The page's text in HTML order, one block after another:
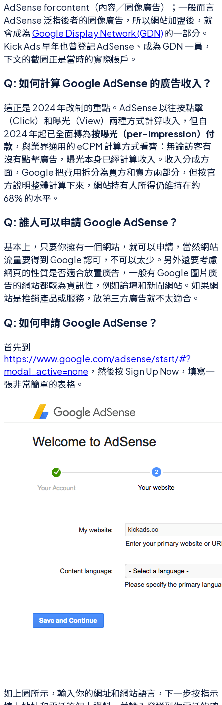
AdSense for content（內容／圖像廣告）；一般而言
AdSense 泛指後者的圖像廣告，所以網站加盟後，就
會成為Google Display Network (GDN) 的一部分。
Kick Ads 早年也曾登記 AdSense、成為 GDN 一員，
下文的截圖正是當時的實際帳戶。
Q: 如何計算 Google AdSense 的廣告收入？
這正是 2024 年改制的重點。AdSense 以往按點擊
（Click）和曝光（View）兩種方式計算收入，但自
2024 年起已全面轉為按曝光（per-impression）付
款 ，與業界通用的 eCPM 計算方式看齊：無論訪客有
沒有點擊廣告，曝光本身已經計算收入。收入分成方
面，Google 把費用拆分為買方和賣方兩部分，但按官
方說明整體計算下來，網站持有人所得仍維持在約
68% 的水平。
Q: 誰人可以申請 Google AdSense？
基本上，只要你擁有一個網站，就可以申請，當然網站
流量要得到 Google 認可，不可以太少。另外還要考慮
網頁的性質是否適合放置廣告，一般有 Google 圖片廣
告的網站都較為資訊性，例如論壇和新聞網站。如果網
站是推銷產品或服務，放第三方廣告就不太適合。
Q: 如何申請 Google AdSense？
首先到
https://www.google.com/adsense/start/#?
modal_active=none ，然後按 Sign Up Now，填寫一
張非常簡單的表格。
如上圖所示，輸入你的網址和網站語言，下一步按指示